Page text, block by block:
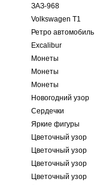
ЗАЗ-968
Volkswagen T1
Ретро автомобиль
Excalibur
Монеты
Монеты
Монеты
Новогодний узор
Сердечки
Яркие фигуры
Цветочный узор
Цветочный узор
Цветочный узор
Цветочный узор